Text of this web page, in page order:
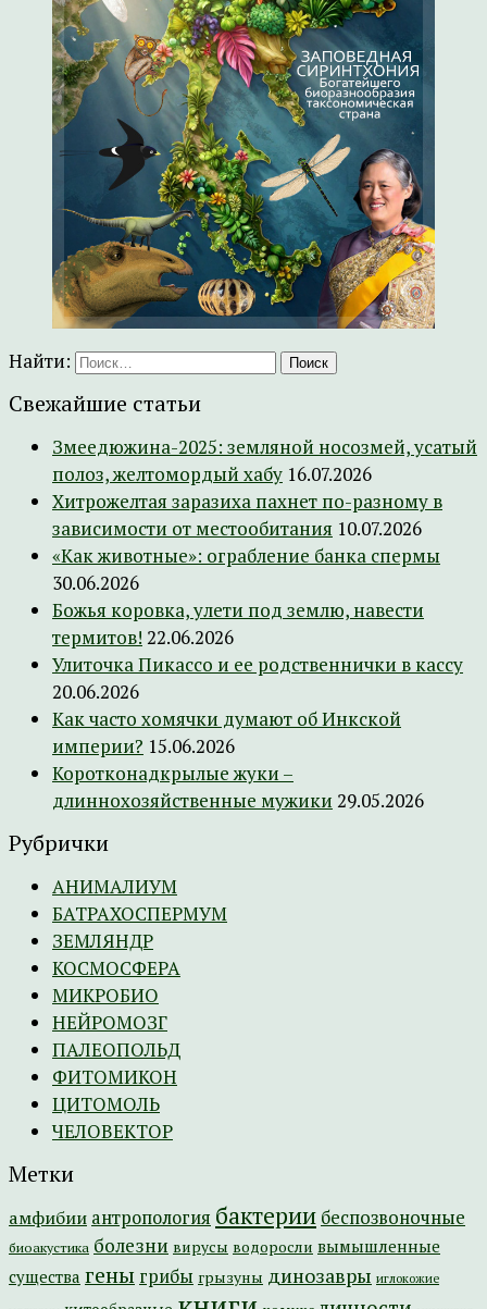
Найти:
Свежайшие статьи
Змеедюжина-2025: земляной носозмей, усатый
полоз, желтомордый хабу 16.07.2026
Хитрожелтая заразиха пахнет по-разному в
зависимости от местообитания 10.07.2026
«Как животные»: ограбление банка спермы
30.06.2026
Божья коровка, улети под землю, навести
термитов! 22.06.2026
Улиточка Пикассо и ее родственнички в кассу
20.06.2026
Как часто хомячки думают об Инкской
империи? 15.06.2026
Коротконадкрылые жуки –
длиннохозяйственные мужики 29.05.2026
Рубрички
АНИМАЛИУМ
БАТРАХОСПЕРМУМ
ЗЕМЛЯНДР
КОСМОСФЕРА
МИКРОБИО
НЕЙРОМОЗГ
ПАЛЕОПОЛЬД
ФИТОМИКОН
ЦИТОМОЛЬ
ЧЕЛОВЕКТОР
Метки
амфибии антропология бактерии беспозвоночные
биоакустика болезни вирусы водоросли вымышленные
существа гены грибы грызуны динозавры иглокожие